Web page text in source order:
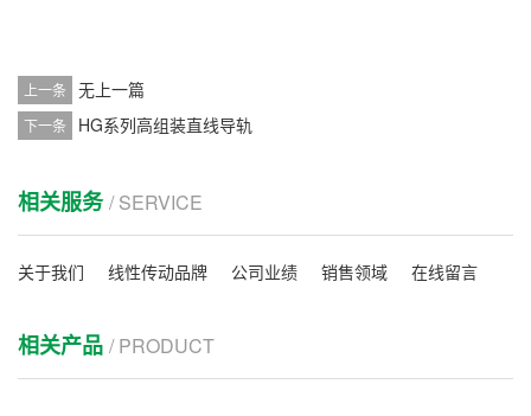
上一条 无上一篇
下一条 HG系列高组装直线导轨
相关服务/ SERVICE
关于我们 线性传动品牌 公司业绩 销售领域 在线留言
相关产品 / PRODUCT